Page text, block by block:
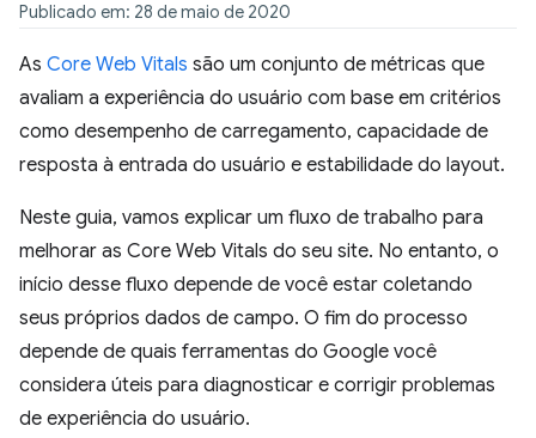
Publicado em: 28 de maio de 2020
As Core Web Vitals são um conjunto de métricas que
avaliam a experiência do usuário com base em critérios
como desempenho de carregamento, capacidade de
resposta à entrada do usuário e estabilidade do layout.
Neste guia, vamos explicar um fluxo de trabalho para
melhorar as Core Web Vitals do seu site. No entanto, o
início desse fluxo depende de você estar coletando
seus próprios dados de campo. O fim do processo
depende de quais ferramentas do Google você
considera úteis para diagnosticar e corrigir problemas
de experiência do usuário.